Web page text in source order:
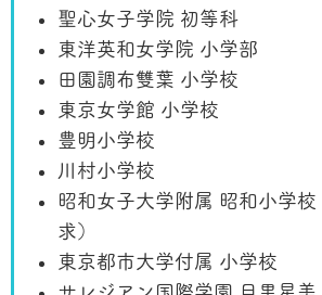
聖心女子学院 初等科
東洋英和女学院 小学部
田園調布雙葉 小学校
東京女学館 小学校
豊明小学校
川村小学校
昭和女子大学附属 昭和小学校
求）
東京都市大学付属 小学校